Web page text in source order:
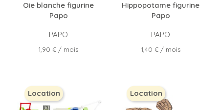
Oie blanche figurine
Papo
PAPO
Prix
1,90 € / mois
Hippopotame figurine
Papo
PAPO
Prix
1,40 €/ mois
Location Location